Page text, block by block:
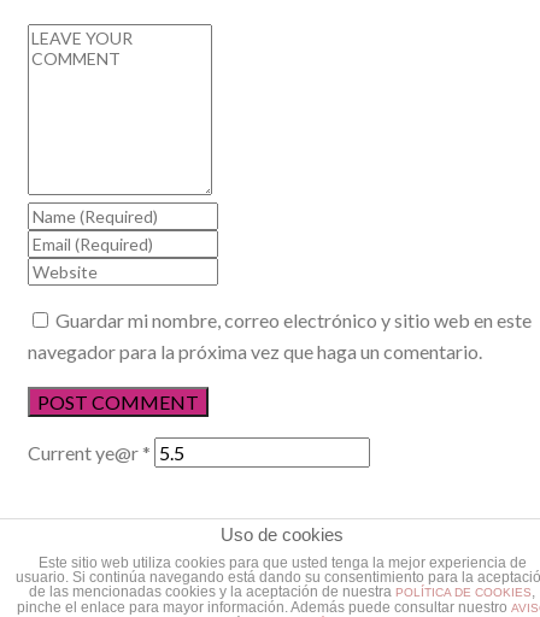
Guardar mi nombre, correo electrónico y sitio web en este
navegador para la próxima vez que haga un comentario.
Current ye@r *
Uso de cookies
Este sitio web utiliza cookies para que usted tenga la mejor experiencia de
usuario. Si continúa navegando está dando su consentimiento para la
de las mencionadas cookies y la aceptación de nuestra POLÍTICA DE COOKIES
pinche el enlace para mayor información. Además puede consultar nuestro
Organizar un viaje de fin de curso a Madrid